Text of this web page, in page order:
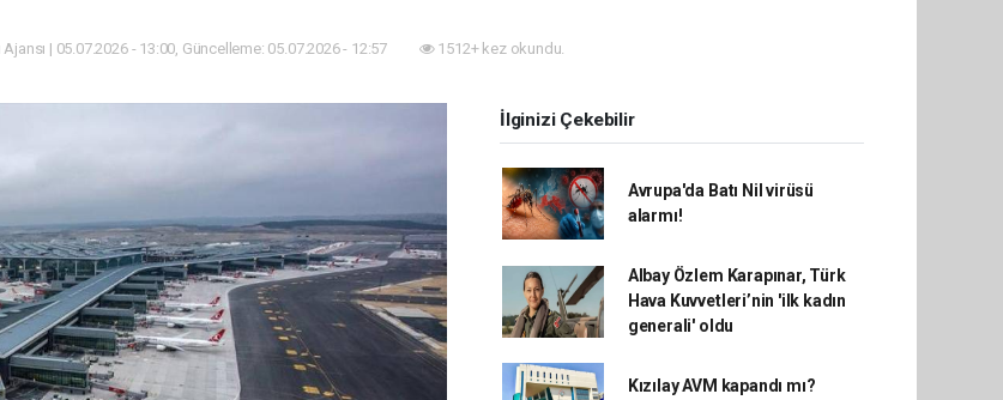
| 05.07.2026 - 13:00, Güncelleme: 05.07.2026 - 12:57 1512+ kez okundu.
İlginizi Çekebilir
Avrupa'da Batı Nil virüsü
alarmı!
Albay Özlem Karapınar, Türk
Hava Kuvvetleri’nin 'ilk kadın
generali' oldu
Kızılay AVM kapandı mı?